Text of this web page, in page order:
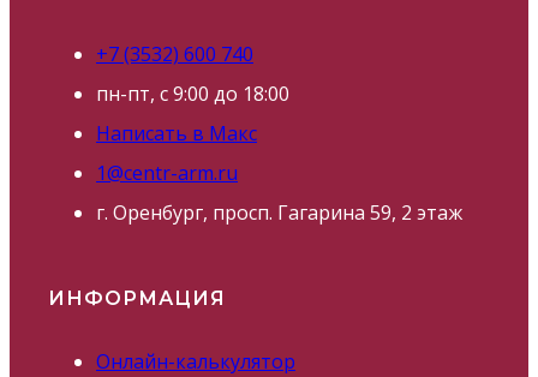
+7 (3532) 600 740
пн-пт, с 9:00 до 18:00
Написать в Макс
1@centr-arm.ru
г. Оренбург, просп. Гагарина 59, 2 этаж
ИНФОРМАЦИЯ
Онлайн-калькулятор